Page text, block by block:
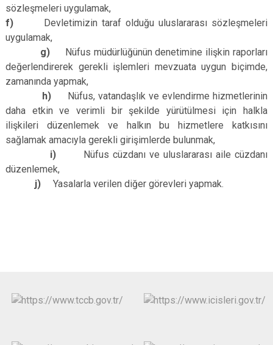
sözleşmeleri uygulamak,
f)
Devletimizin taraf olduğu uluslararası sözleşmeleri
uygulamak,
g)
Nüfus müdürlüğünün denetimine ilişkin raporları
değerlendirerek gerekli işlemleri mevzuata uygun biçimde,
zamanında yapmak,
h)
Nüfus, vatandaşlık ve evlendirme hizmetlerinin
daha etkin ve verimli bir şekilde yürütülmesi için halkla
ilişkileri düzenlemek ve halkın bu hizmetlere katkısını
sağlamak amacıyla gerekli girişimlerde bulunmak,
i)
Nüfus cüzdanı ve uluslararası aile cüzdanı
düzenlemek,
j)
Yasalarla verilen diğer görevleri yapmak.